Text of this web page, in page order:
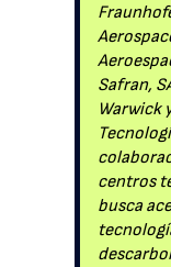
Safran,
Warwick
centros
busca